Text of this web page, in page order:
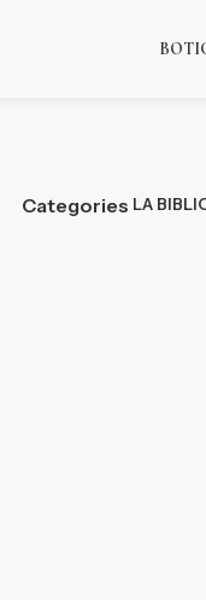
Categories LA